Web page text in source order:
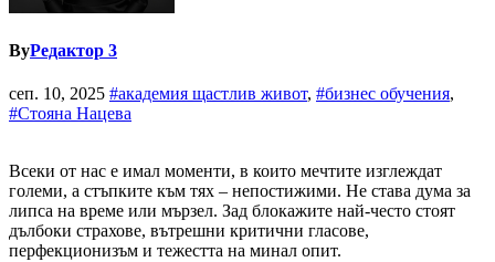
ByРедактор 3
сеп. 10, 2025 #академия щастлив живот, #бизнес обучения,
#Стояна Нацева
Всеки от нас е имал моменти, в които мечтите изглеждат
големи, а стъпките към тях – непостижими. Не става дума за
липса на време или мързел. Зад блокажите най-често стоят
дълбоки страхове, вътрешни критични гласове,
перфекционизъм и тежестта на минал опит.